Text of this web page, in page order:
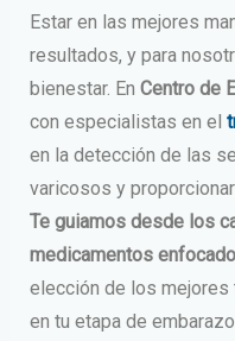
Estar en las mejores
resultados, y para
bienestar. En Centro de
con especialistas en el
en la detección de las
varicosos y
Te guiamos desde los
medicamentos
elección de los mejores
en tu etapa de